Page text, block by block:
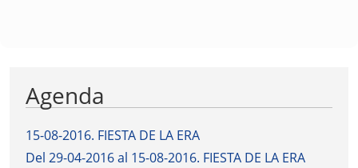
Agenda
15-08-2016. FIESTA DE LA ERA
Del 29-04-2016 al 15-08-2016. FIESTA DE LA ERA